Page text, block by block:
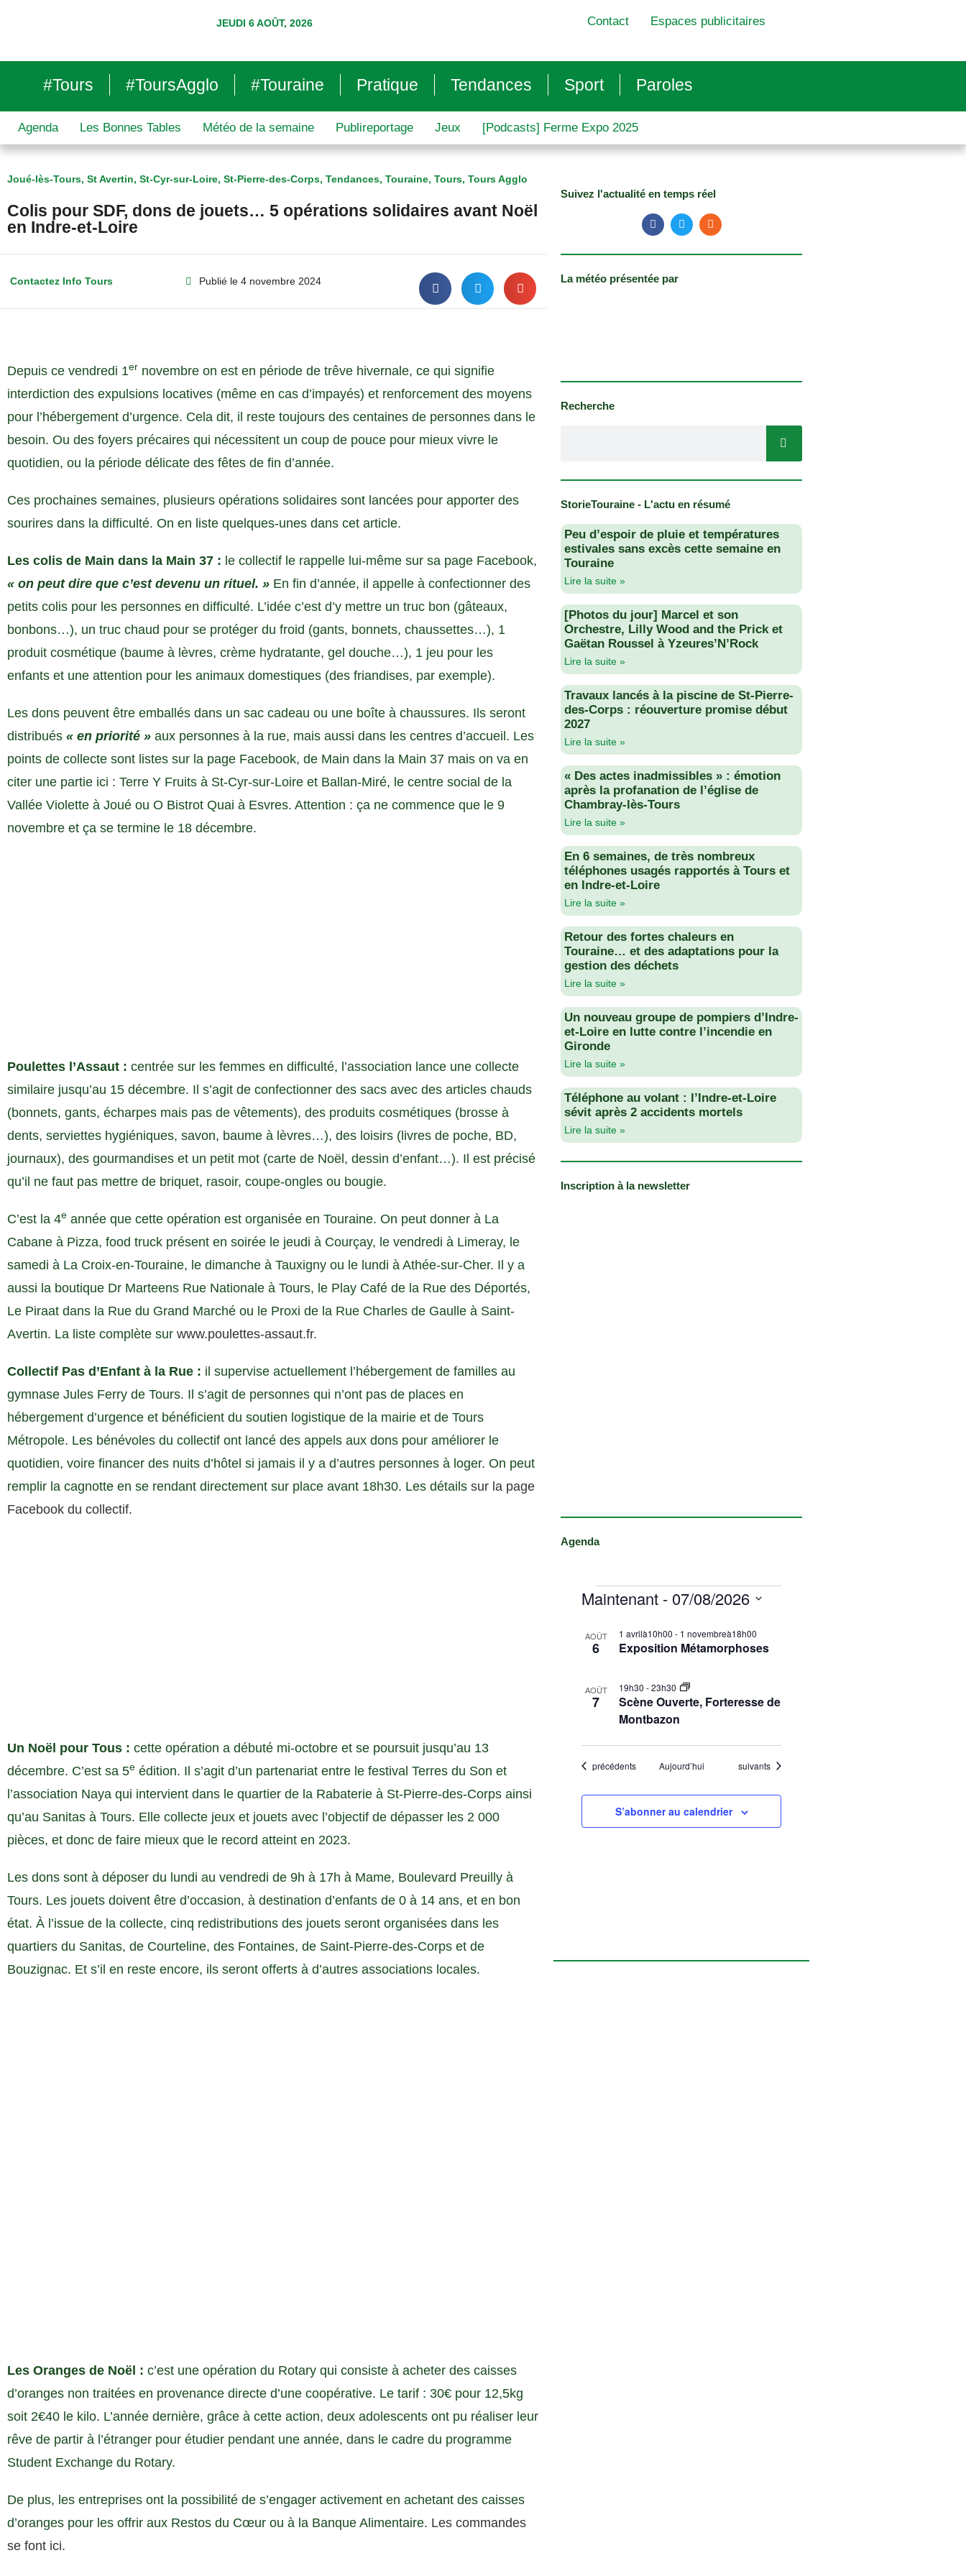
JEUDI 6 AOÛT, 2026 Contact Espaces publicitaires
#Tours #ToursAgglo #Touraine Pratique Tendances Sport Paroles
Agenda Les Bonnes Tables Météo de la semaine Publireportage Jeux [Podcasts] Ferme Expo 2025
Joué-lès-Tours, St Avertin, St-Cyr-sur-Loire, St-Pierre-des-Corps, Tendances, Touraine, Tours, Tours Agglo
Colis pour SDF, dons de jouets… 5 opérations solidaires avant Noël
en Indre-et-Loire
Contactez Info Tours Publié le 4 novembre 2024
Depuis ce vendredi 1er novembre on est en période de trêve hivernale, ce qui signifie
interdiction des expulsions locatives (même en cas d’impayés) et renforcement des moyens
pour l’hébergement d’urgence. Cela dit, il reste toujours des centaines de personnes dans le
besoin. Ou des foyers précaires qui nécessitent un coup de pouce pour mieux vivre le
quotidien, ou la période délicate des fêtes de fin d’année.
Ces prochaines semaines, plusieurs opérations solidaires sont lancées pour apporter des
sourires dans la difficulté. On en liste quelques-unes dans cet article.
Les colis de Main dans la Main 37 : le collectif le rappelle lui-même sur sa page Facebook,
« on peut dire que c’est devenu un rituel. » En fin d’année, il appelle à confectionner des
petits colis pour les personnes en difficulté. L’idée c’est d’y mettre un truc bon (gâteaux,
bonbons…), un truc chaud pour se protéger du froid (gants, bonnets, chaussettes…), 1
produit cosmétique (baume à lèvres, crème hydratante, gel douche…), 1 jeu pour les
enfants et une attention pour les animaux domestiques (des friandises, par exemple).
Les dons peuvent être emballés dans un sac cadeau ou une boîte à chaussures. Ils seront
distribués « en priorité » aux personnes à la rue, mais aussi dans les centres d’accueil. Les
points de collecte sont listes sur la page Facebook, de Main dans la Main 37 mais on va en
citer une partie ici : Terre Y Fruits à St-Cyr-sur-Loire et Ballan-Miré, le centre social de la
Vallée Violette à Joué ou O Bistrot Quai à Esvres. Attention : ça ne commence que le 9
novembre et ça se termine le 18 décembre.
Poulettes l’Assaut : centrée sur les femmes en difficulté, l’association lance une collecte
similaire jusqu’au 15 décembre. Il s’agit de confectionner des sacs avec des articles chauds
(bonnets, gants, écharpes mais pas de vêtements), des produits cosmétiques (brosse à
dents, serviettes hygiéniques, savon, baume à lèvres…), des loisirs (livres de poche, BD,
journaux), des gourmandises et un petit mot (carte de Noël, dessin d’enfant…). Il est précisé
qu’il ne faut pas mettre de briquet, rasoir, coupe-ongles ou bougie.
C’est la 4e année que cette opération est organisée en Touraine. On peut donner à La
Cabane à Pizza, food truck présent en soirée le jeudi à Courçay, le vendredi à Limeray, le
samedi à La Croix-en-Touraine, le dimanche à Tauxigny ou le lundi à Athée-sur-Cher. Il y a
aussi la boutique Dr Marteens Rue Nationale à Tours, le Play Café de la Rue des Déportés,
Le Piraat dans la Rue du Grand Marché ou le Proxi de la Rue Charles de Gaulle à Saint-
Avertin. La liste complète sur www.poulettes-assaut.fr.
Collectif Pas d’Enfant à la Rue : il supervise actuellement l’hébergement de familles au
gymnase Jules Ferry de Tours. Il s’agit de personnes qui n’ont pas de places en
hébergement d’urgence et bénéficient du soutien logistique de la mairie et de Tours
Métropole. Les bénévoles du collectif ont lancé des appels aux dons pour améliorer le
quotidien, voire financer des nuits d’hôtel si jamais il y a d’autres personnes à loger. On peut
remplir la cagnotte en se rendant directement sur place avant 18h30. Les détails sur la page
Facebook du collectif.
Un Noël pour Tous : cette opération a débuté mi-octobre et se poursuit jusqu’au 13
décembre. C’est sa 5e édition. Il s’agit d’un partenariat entre le festival Terres du Son et
l’association Naya qui intervient dans le quartier de la Rabaterie à St-Pierre-des-Corps ainsi
qu’au Sanitas à Tours. Elle collecte jeux et jouets avec l’objectif de dépasser les 2 000
pièces, et donc de faire mieux que le record atteint en 2023.
Les dons sont à déposer du lundi au vendredi de 9h à 17h à Mame, Boulevard Preuilly à
Tours. Les jouets doivent être d’occasion, à destination d’enfants de 0 à 14 ans, et en bon
état. À l’issue de la collecte, cinq redistributions des jouets seront organisées dans les
quartiers du Sanitas, de Courteline, des Fontaines, de Saint-Pierre-des-Corps et de
Bouzignac. Et s’il en reste encore, ils seront offerts à d’autres associations locales.
Les Oranges de Noël : c’est une opération du Rotary qui consiste à acheter des caisses
d’oranges non traitées en provenance directe d’une coopérative. Le tarif : 30€ pour 12,5kg
soit 2€40 le kilo. L’année dernière, grâce à cette action, deux adolescents ont pu réaliser leur
rêve de partir à l’étranger pour étudier pendant une année, dans le cadre du programme
Student Exchange du Rotary.
De plus, les entreprises ont la possibilité de s’engager activement en achetant des caisses
d’oranges pour les offrir aux Restos du Cœur ou à la Banque Alimentaire. Les commandes
se font ici.
Suivez l'actualité en temps réel
La météo présentée par
Recherche
StorieTouraine - L'actu en résumé
Peu d’espoir de pluie et températures
estivales sans excès cette semaine en
Touraine
Lire la suite »
[Photos du jour] Marcel et son
Orchestre, Lilly Wood and the Prick et
Gaëtan Roussel à Yzeures’N’Rock
Lire la suite »
Travaux lancés à la piscine de St-Pierre-
des-Corps : réouverture promise début
2027
Lire la suite »
« Des actes inadmissibles » : émotion
après la profanation de l’église de
Chambray-lès-Tours
Lire la suite »
En 6 semaines, de très nombreux
téléphones usagés rapportés à Tours et
en Indre-et-Loire
Lire la suite »
Retour des fortes chaleurs en
Touraine… et des adaptations pour la
gestion des déchets
Lire la suite »
Un nouveau groupe de pompiers d’Indre-
et-Loire en lutte contre l’incendie en
Gironde
Lire la suite »
Téléphone au volant : l’Indre-et-Loire
sévit après 2 accidents mortels
Lire la suite »
Inscription à la newsletter
Agenda
Maintenant - 07/08/2026
é
c
o
n
e
L
t
v
e
t
AOÛT
6 Exposition Métamorphoses
1 avrilà10h00 - 1 novembreà18h00
AOÛT
7
Scène Ouverte, Forteresse de
Montbazon
19h30-23h30
Évènements
précédents Aujourd’hui Évènements
suivants
S’abonner au calendrier